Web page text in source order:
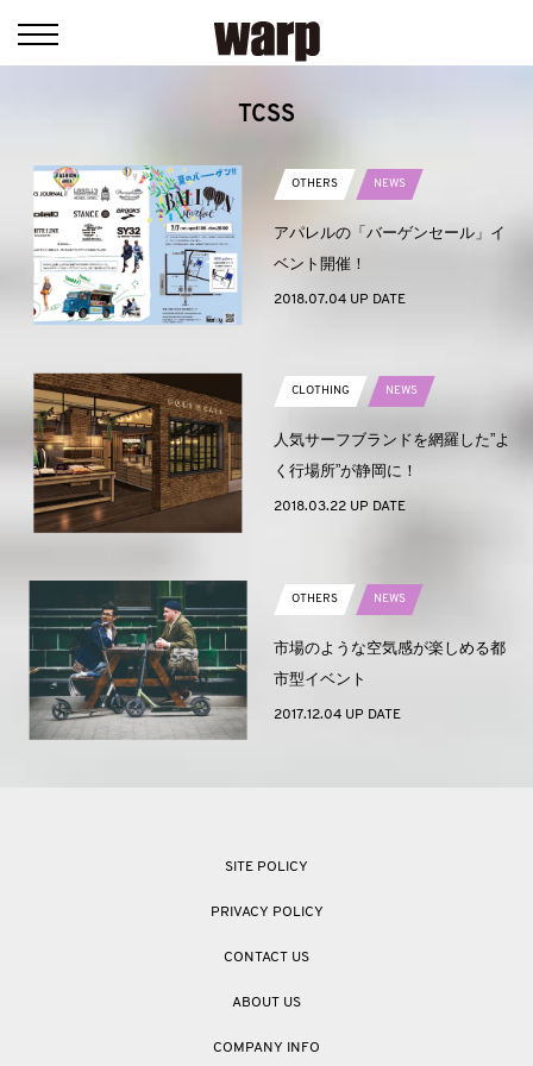
TCSS
OTHERS NEWS
アパレルの「バーゲンセール」イ
ベント開催！
2018.07.04 UP DATE
CLOTHING NEWS
人気サーフブランドを網羅した”よ
く行場所”が静岡に！
2018.03.22 UP DATE
OTHERS NEWS
市場のような空気感が楽しめる都
市型イベント
2017.12.04 UP DATE
SITE POLICY
PRIVACY POLICY
CONTACT US
ABOUT US
COMPANY INFO